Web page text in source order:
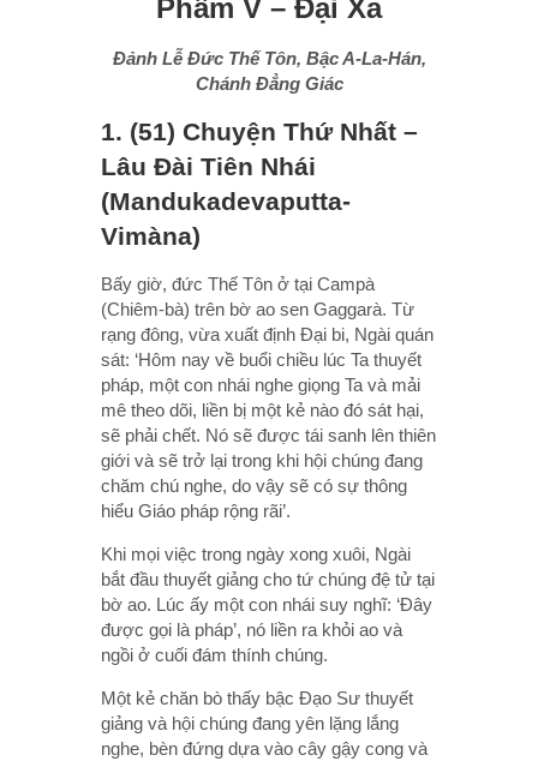
Phẩm V – Đại Xa
Ðảnh Lễ Ðức Thế Tôn, Bậc A-La-Hán,
Chánh Ðẳng Giác
1. (51) Chuyện Thứ Nhất –
Lâu Ðài Tiên Nhái
(Mandukadevaputta-
Vimàna)
Bấy giờ, đức Thế Tôn ở tại Campà
(Chiêm-bà) trên bờ ao sen Gaggarà. Từ
rạng đông, vừa xuất định Ðại bi, Ngài quán
sát: ‘Hôm nay về buổi chiều lúc Ta thuyết
pháp, một con nhái nghe giọng Ta và mải
mê theo dõi, liền bị một kẻ nào đó sát hại,
sẽ phải chết. Nó sẽ được tái sanh lên thiên
giới và sẽ trở lại trong khi hội chúng đang
chăm chú nghe, do vậy sẽ có sự thông
hiểu Giáo pháp rộng rãi’.
Khi mọi việc trong ngày xong xuôi, Ngài
bắt đầu thuyết giảng cho tứ chúng đệ tử tại
bờ ao. Lúc ấy một con nhái suy nghĩ: ‘Ðây
được gọi là pháp’, nó liền ra khỏi ao và
ngồi ở cuối đám thính chúng.
Một kẻ chăn bò thấy bậc Ðạo Sư thuyết
giảng và hội chúng đang yên lặng lắng
nghe, bèn đứng dựa vào cây gậy cong và